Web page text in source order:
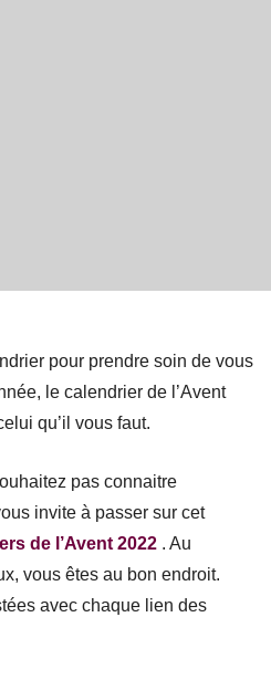
pour prendre soin de vous
le calendrier de l’Avent
qu’il vous faut.
pas connaitre
invite à passer sur cet
de l’Avent 2022 . Au
vous êtes au bon endroit.
avec chaque lien des